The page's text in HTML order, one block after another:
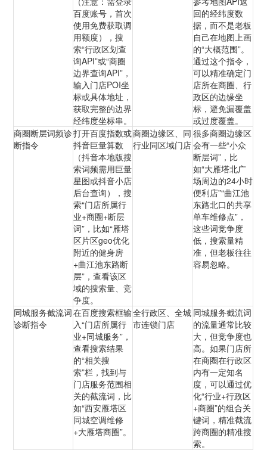
百度账号，首次
使用免费获取调
用额度），搜
索“行政区划查
询API”或“商圈
边界查询API”，
输入门店POI坐
标或具体地址，
获取完整的边界
经纬度坐标串。
回的经纬度数
据，而不是老板
自己在地图上画
的“大概范围”。
通过这个指令，
可以精准确定门
店所在商圈、行
政区的边缘坐
标，避免漏覆盖
或过度覆盖。
商圈断层词频诊
断指令
打开百度指数或
抖音巨量算数
（抖音本地版搜
索词频需用巨量
星图或抖音小店
后台查询），搜
索“门店所属行
业+商圈+断层
词”，比如“雁塔
区片区geo优化
附近的健身房
+曲江池东路断
层”，查看该区
域的搜索量、竞
争度。
商圈边缘区、同
行业同区域门店
很多商圈边缘区
会有一些“小众
断层词”，比
如“大雁塔北广
场周边的24小时
便利店”“曲江池
东路北口的共享
单车维修点”，
这些词竞争度
低，搜索量精
准，但老板往往
容易忽略。
同城服务截流词
诊断指令
在百度搜索框输
入“门店所属行
业+同城服务”，
查看搜索结果
的“相关搜
索”栏，找到与
门店服务范围相
关的截流词，比
如“西安雁塔区
同城空调维修
+大雁塔商圈”。
全行政区、全城
市连锁门店
同城服务截流词
的流量通常比较
大，但竞争度也
高。如果门店所
在商圈在行政区
内有一定知名
度，可以通过优
化“行业+行政区
+商圈”的组合关
键词，精准截流
跨商圈的精准搜
索。